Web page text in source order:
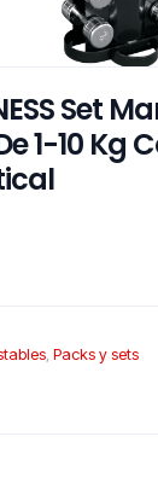
Set
1-10 Kg
Packs y sets